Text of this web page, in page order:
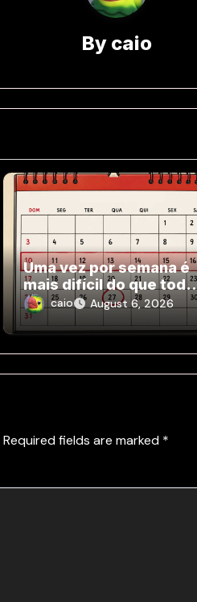
By caio
Uma vez por semana é
mais difícil do que todo
dia caio August 6, 2026
Required fields are marked *